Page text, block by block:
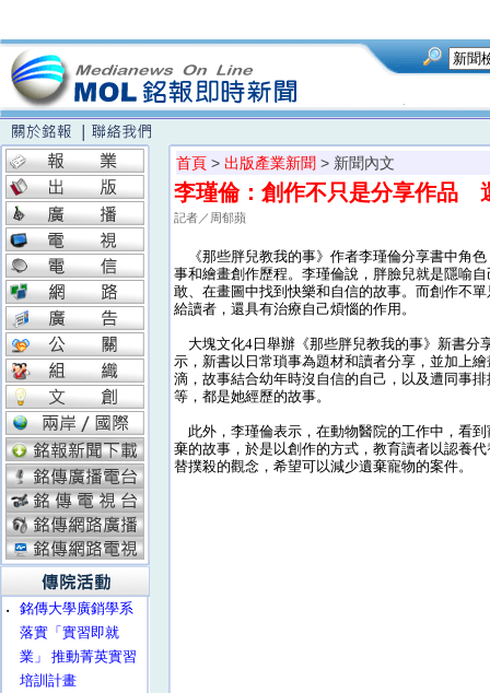
‧
銘傳大學廣銷學系
落實「實習即就
業」 推動菁英實習
培訓計畫
首頁 > 出版產業新聞 > 新聞內文
李瑾倫：創作不只是分享作品
記者／周郁蘋
《那些胖兒教我的事》作者李瑾倫分享書中角
事和繪畫創作歷程。李瑾倫說，胖臉兒就是隱喻
敢、在畫圖中找到快樂和自信的故事。而創作不
給讀者，還具有治療自己煩惱的作用。
大塊文化4日舉辦《那些胖兒教我的事》新書分
示，新書以日常瑣事為題材和讀者分享，並加上
滴，故事結合幼年時沒自信的自己，以及遭同事
等，都是她經歷的故事。
此外，李瑾倫表示，在動物醫院的工作中，看
棄的故事，於是以創作的方式，教育讀者以認養
替撲殺的觀念，希望可以減少遺棄寵物的案件。